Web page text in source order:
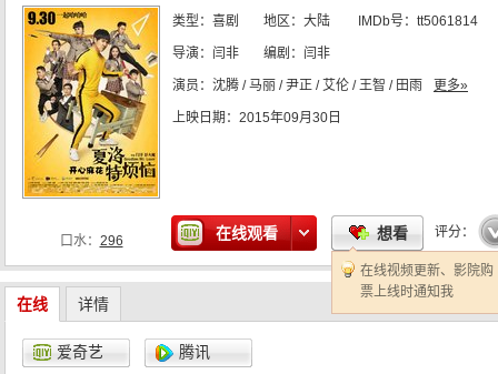
类型： 喜剧 地区： 大陆 IMDb号： tt5061814
导演： 闫非 编剧： 闫非
演员： 沈腾 / 马丽 / 尹正 / 艾伦 / 王智 / 田雨 更多»
上映日期： 2015年09月30日
口水： 296 在线观看 想看
在线视频更新、影院购
票上线时通知我
评分：
☆ ☆ ☆ ☆
在线 详情
爱奇艺 腾讯